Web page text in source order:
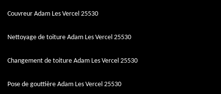
Couvreur Adam Les Vercel 25530
Nettoyage de toiture Adam Les Vercel 25530
Changement de toiture Adam Les Vercel 25530
Pose de gouttière Adam Les Vercel 25530